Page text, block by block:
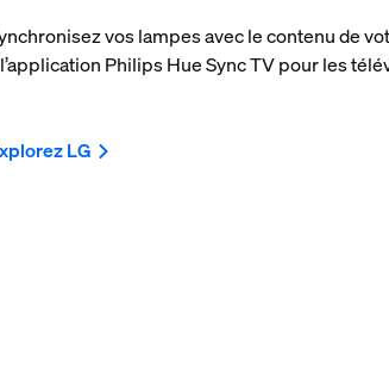
vos lampes avec le contenu de
Philips Hue Sync TV pour les
LG